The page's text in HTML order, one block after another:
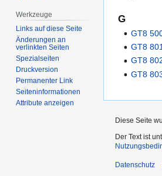
G
GT8
GT8 801
GT8
GT8
Werkzeuge
Links auf diese Seite
Änderungen an
verlinkten Seiten
Spezialseiten
Druckversion
Permanenter Link
Seiten­­informationen
Attribute anzeigen
Diese Seite
Der Text ist
Datenschutz